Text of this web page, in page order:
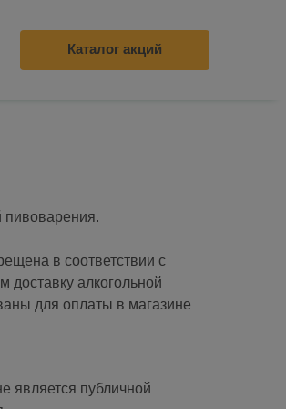
Каталог акций
пивоварения.
в соответствии с
алкогольной
для оплаты в магазине
является публичной